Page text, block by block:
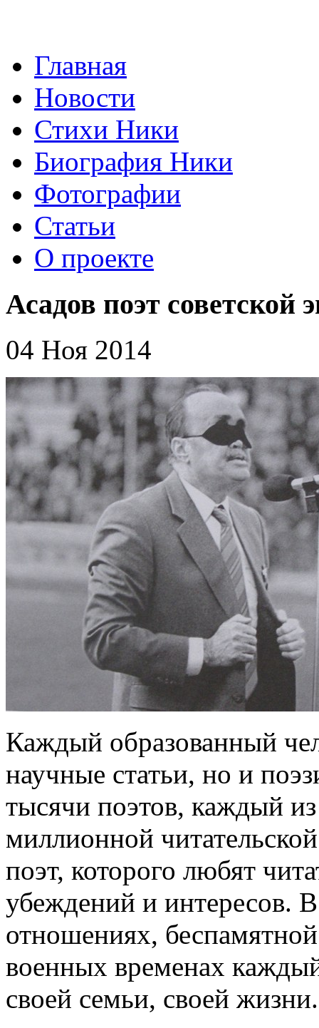
Главная
Новости
Стихи Ники
Биография Ники
Фотографии
Статьи
О проекте
Асадов поэт советской
04 Ноя 2014
Каждый образованный
научные статьи, но и
тысячи поэтов, каждый
миллионной
поэт, которого любят
убеждений и интересов.
отношениях,
военных временах
своей семьи, своей жизни.